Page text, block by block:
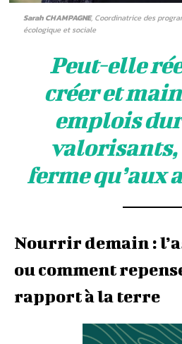
Sarah CHAMPAGNE, Coordinatrice des
écologique et sociale
Peut-elle
créer et
emplois
valorisants,
ferme qu’aux
Nourrir demain :
ou comment
rapport à la terre